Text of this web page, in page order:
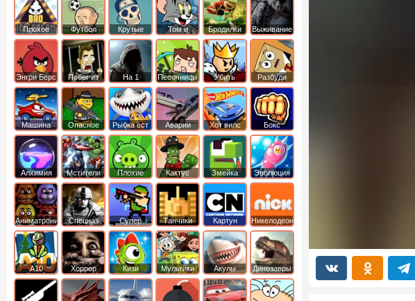
Плохое
мороженое
Футбол
головами
Крутые
Том и
джерри
Бродилки
Приключения
Выживание
Энгри Берс
Побег из
тюрьмы
На 1 Песочницы
Убить
короля
Разбуди
коробку
Машина
ест
машину
Опасное
оружие
Рыбка ест
рыбку
Аварии
машин
Хот вилс Бокс
Алхимия Мстители
Плохие
свинки
Кактус
маккой
Змейка Эволюция
Аниматроники Спецназ
Супер
бойцы
Танчики
Картун
нетворк
Никелодеон
А10 Хоррор Кизи Мультики Акулы Динозавры